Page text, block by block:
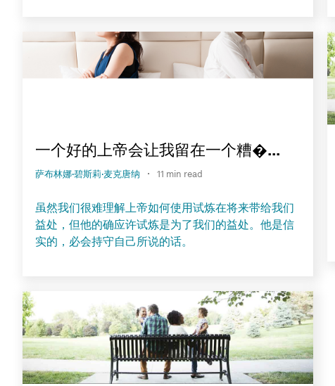
一个好的上帝会让我留在一个糟�...
萨布林娜·碧斯莉·麦克唐纳 · 11 min read
虽然我们很难理解上帝如何使用试炼在将来带给我们
益处，但他的确应许试炼是为了我们的益处。他是信
实的，必会持守自己所说的话。